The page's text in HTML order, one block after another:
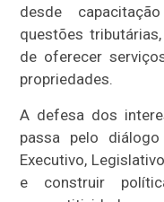
desde
questões
de oferecer
propriedades.
A defesa dos
passa pelo
Executivo,
e construir